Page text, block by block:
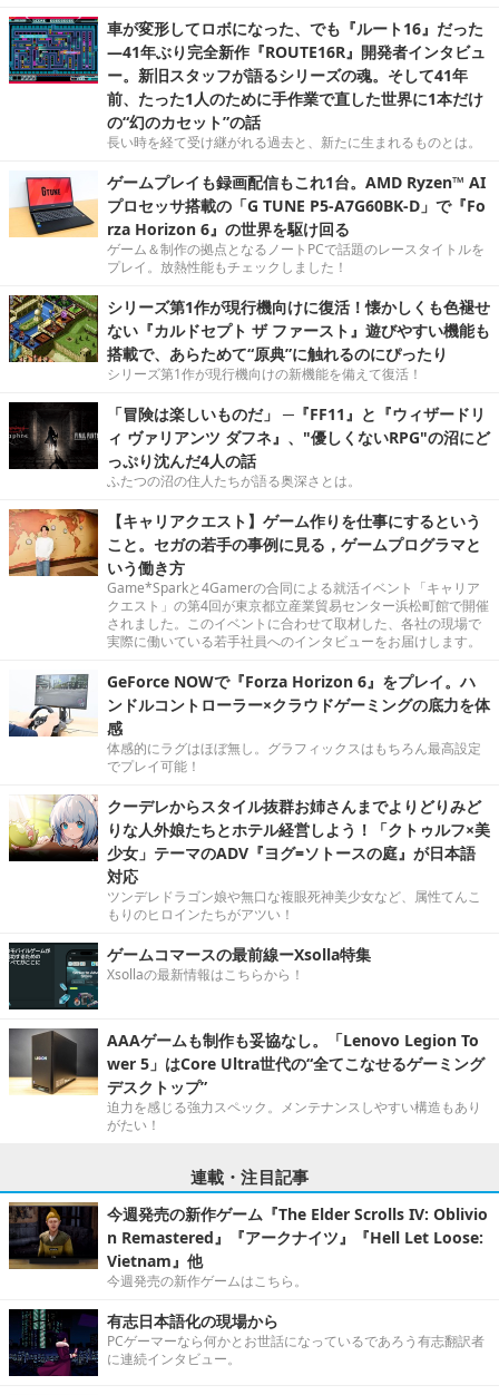
車が変形してロボになった、でも『ルート16』だった
―41年ぶり完全新作『ROUTE16R』開発者インタビュ
ー。新旧スタッフが語るシリーズの魂。そして41年
前、たった1人のために手作業で直した世界に1本だけ
の“幻のカセット”の話
長い時を経て受け継がれる過去と、新たに生まれるものとは。
ゲームプレイも録画配信もこれ1台。AMD Ryzen™ AI
プロセッサ搭載の「G TUNE P5-A7G60BK-D」で『Fo
rza Horizon 6』の世界を駆け回る
ゲーム＆制作の拠点となるノートPCで話題のレースタイトルを
プレイ。放熱性能もチェックしました！
シリーズ第1作が現行機向けに復活！懐かしくも色褪せ
ない『カルドセプト ザ ファースト』遊びやすい機能も
搭載で、あらためて“原典”に触れるのにぴったり
シリーズ第1作が現行機向けの新機能を備えて復活！
「冒険は楽しいものだ」 ─『FF11』と『ウィザードリ
ィ ヴァリアンツ ダフネ』、"優しくないRPG"の沼にど
っぷり沈んだ4人の話
ふたつの沼の住人たちが語る奥深さとは。
【キャリアクエスト】ゲーム作りを仕事にするという
こと。セガの若手の事例に見る，ゲームプログラマと
いう働き方
Game*Sparkと4Gamerの合同による就活イベント「キャリア
クエスト」の第4回が東京都立産業貿易センター浜松町館で開催
されました。このイベントに合わせて取材した、各社の現場で
実際に働いている若手社員へのインタビューをお届けします。
GeForce NOWで『Forza Horizon 6』をプレイ。ハ
ンドルコントローラー×クラウドゲーミングの底力を体
感
体感的にラグはほぼ無し。グラフィックスはもちろん最高設定
でプレイ可能！
クーデレからスタイル抜群お姉さんまでよりどりみど
りな人外娘たちとホテル経営しよう！「クトゥルフ×美
少女」テーマのADV『ヨグ=ソトースの庭』が日本語
対応
ツンデレドラゴン娘や無口な複眼死神美少女など、属性てんこ
もりのヒロインたちがアツい！
ゲームコマースの最前線ーXsolla特集
Xsollaの最新情報はこちらから！
AAAゲームも制作も妥協なし。「Lenovo Legion To
wer 5」はCore Ultra世代の“全てこなせるゲーミング
デスクトップ”
迫力を感じる強力スペック。メンテナンスしやすい構造もあり
がたい！
連載・注目記事
今週発売の新作ゲーム『The Elder Scrolls IV: Oblivio
n Remastered』『アークナイツ』『Hell Let Loose:
Vietnam』他
今週発売の新作ゲームはこちら。
有志日本語化の現場から
PCゲーマーなら何かとお世話になっているであろう有志翻訳者
に連続インタビュー。